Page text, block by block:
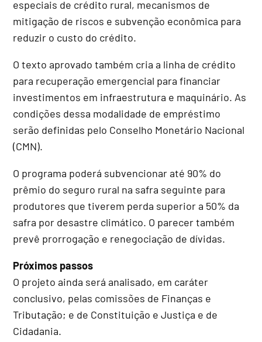
especiais de crédito rural, mecanismos de
mitigação de riscos e subvenção econômica para
reduzir o custo do crédito.
O texto aprovado também cria a linha de crédito
para recuperação emergencial para financiar
investimentos em infraestrutura e maquinário. As
condições dessa modalidade de empréstimo
serão definidas pelo Conselho Monetário Nacional
(CMN).
O programa poderá subvencionar até 90% do
prêmio do seguro rural na safra seguinte para
produtores que tiverem perda superior a 50% da
safra por desastre climático. O parecer também
prevê prorrogação e renegociação de dívidas.
Próximos passos
O projeto ainda será analisado, em caráter
conclusivo, pelas comissões de Finanças e
Tributação; e de Constituição e Justiça e de
Cidadania.